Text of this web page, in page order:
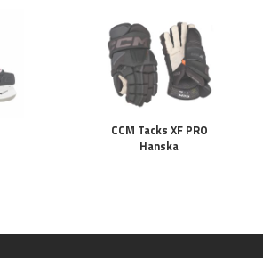
CCM Tacks XF PRO
Hanska